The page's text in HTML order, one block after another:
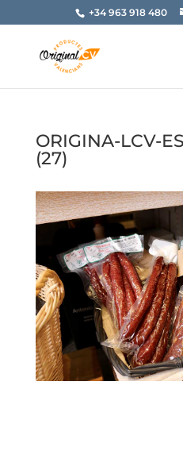
+34 963 918 480
ORIGINA-LCV-
(27)